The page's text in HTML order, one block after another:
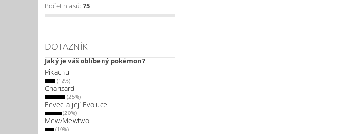
Počet hlasů: 75
DOTAZNÍK
Jaký je váš oblíbený pokémon?
Pikachu
(12%)
Charizard
(25%)
Eevee a její Evoluce
(20%)
Mew/Mewtwo
(10%)